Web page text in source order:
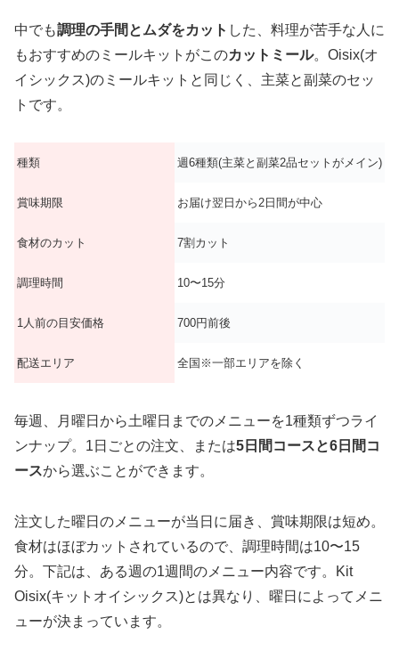
中でも調理の手間とムダをカット した、料理が苦手な人に
もおすすめのミールキットがこのカットミール。Oisix(オ
イシックス)のミールキットと同じく、主菜と副菜のセッ
トです。
種類 週6種類(主菜と副菜2品セットがメイン)
賞味期限 お届け翌日から2日間が中心
食材のカット 7割カット
調理時間 10〜15分
1人前の目安価格 700円前後
配送エリア 全国※一部エリアを除く
毎週、月曜日から土曜日までのメニューを1種類ずつライ
ンナップ。1日ごとの注文、または5日間コースと6日間コ
ースから選ぶことができます。
注文した曜日のメニューが当日に届き、賞味期限は短め。
食材はほぼカットされているので、調理時間は10〜15
分。下記は、ある週の1週間のメニュー内容です。Kit
Oisix(キットオイシックス)とは異なり、曜日によってメニ
ューが決まっています。